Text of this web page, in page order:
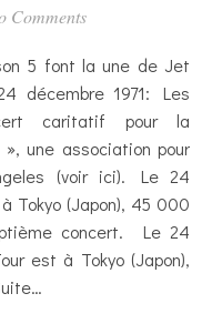
Comments
décembre 1971: Les
caritatif pour la
une association pour
(voir ici). Le 24
Tokyo (Japon), 45 000
concert. Le 24
est à Tokyo (Japon),